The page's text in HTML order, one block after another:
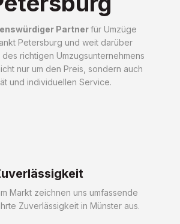
Partnerfür Umzüge
Petersburg und weit darüber
des richtigen Umzugsunternehmens
nur um den Preis, sondern auch
und individuellen Service.
Markt zeichnen uns umfassende
Zuverlässigkeit in Münster aus.